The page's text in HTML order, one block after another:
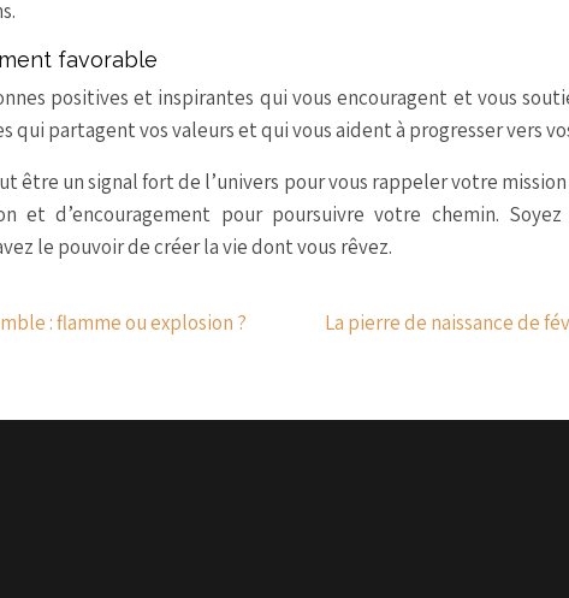
favorable
positives et inspirantes qui vous encouragent et vous
qui partagent vos valeurs et qui vous aident à progresser vers
être un signal fort de l’univers pour vous rappeler votre
et d’encouragement pour poursuivre votre chemin.
le pouvoir de créer la vie dont vous rêvez.
: flamme ou explosion ?
La pierre de naissance de